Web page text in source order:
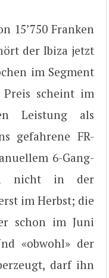
15’750 Franken
der Ibiza jetzt
im Segment
Preis scheint im
Leistung als
gefahrene FR-
6-Gang-
nicht in der
im Herbst; die
schon im Juni
«obwohl» der
darf ihn